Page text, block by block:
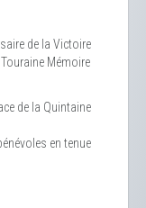
de la Victoire
Mémoire
de la Quintaine
en tenue